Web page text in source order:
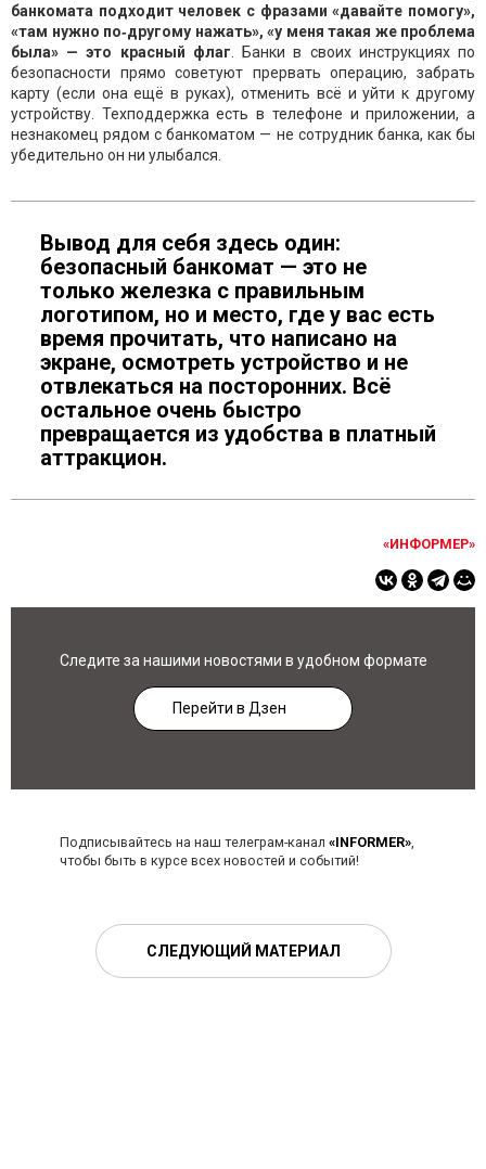
банкомата подходит человек с фразами «давайте помогу»,
«там нужно по‑другому нажать», «у меня такая же проблема
была» — это красный флаг . Банки в своих инструкциях по
безопасности прямо советуют прервать операцию, забрать
карту (если она ещё в руках), отменить всё и уйти к другому
устройству. Техподдержка есть в телефоне и приложении, а
незнакомец рядом с банкоматом — не сотрудник банка, как бы
убедительно он ни улыбался.
Вывод для себя здесь один:
безопасный банкомат — это не
только железка с правильным
логотипом, но и место, где у вас есть
время прочитать, что написано на
экране, осмотреть устройство и не
отвлекаться на посторонних. Всё
остальное очень быстро
превращается из удобства в платный
аттракцион.
«ИНФОРМЕР»
Следите за нашими новостями в удобном формате
Перейти в Дзен
Подписывайтесь на наш телеграм-канал «INFORMER»,
чтобы быть в курсе всех новостей и событий!
СЛЕДУЮЩИЙ МАТЕРИАЛ